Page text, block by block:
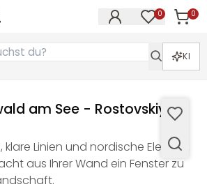
0 0
KI
am See - Rostovskiy -
Linien und nordische Eleganz
aus Ihrer Wand ein Fenster zu